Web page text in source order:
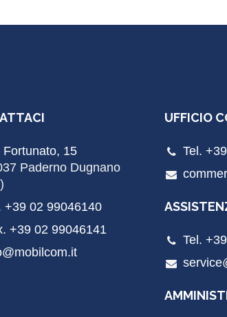
Fortunato, 15
Paderno Dugnano
+39 02 99046140
+39 02 99046141
UFFICIO
Tel.
Tel.